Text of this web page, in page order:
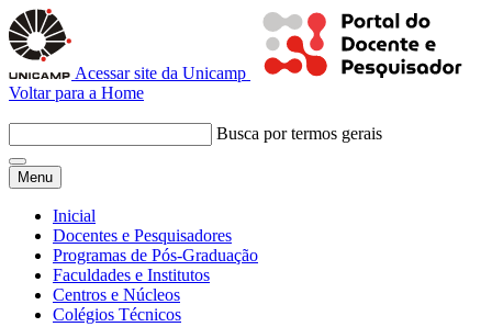
Acessar site da Unicamp
Voltar para a Home
Busca por termos gerais
Menu
Inicial
Docentes e Pesquisadores
Programas de Pós-Graduação
Faculdades e Institutos
Centros e Núcleos
Colégios Técnicos